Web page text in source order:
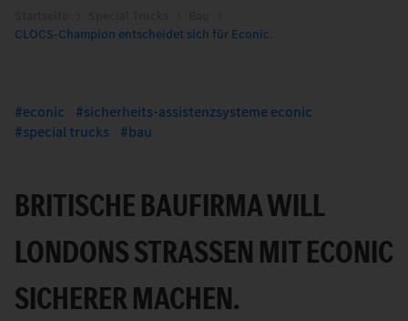
CLOCS-Champion entscheidet sich für Econic.
econic
sicherheits-assistenzsysteme econic
special trucks
bau
BRITISCHE BAUFIRMA WILL
LONDONS STRASSEN MIT ECONIC S
ICHERER MACHEN.